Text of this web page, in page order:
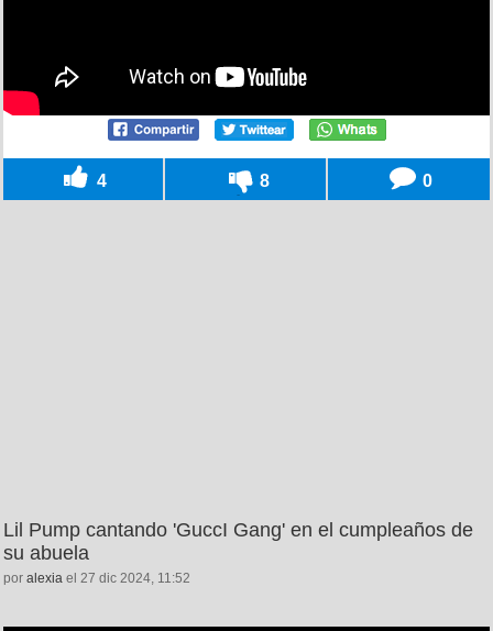
4 8 0
Lil Pump cantando 'GuccI Gang' en el cumpleaños de
su abuela
por alexia el 27 dic 2024, 11:52